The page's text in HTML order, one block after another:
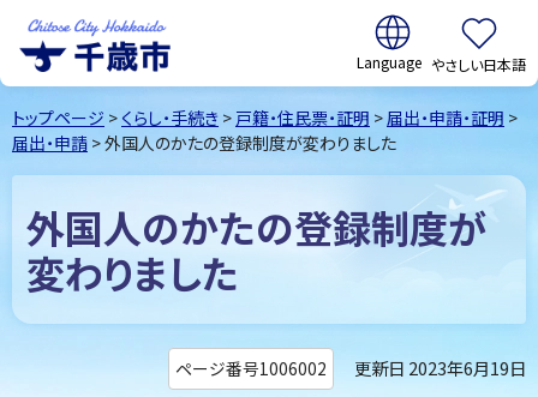
千歳市Chitose
City Hokkaido
翻訳:
やさしい日本語
トップページ > くらし・手続き > 戸籍・住民票・証明 >届出・申請・証明 >
届出・申請 > 外国人のかたの登録制度が変わりました
外国人のかたの登録制度が
変わりました
ページ番号1006002 更新日 2023年6月19日